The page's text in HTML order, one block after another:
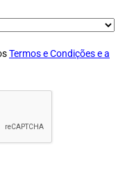
Termos e Condições e a